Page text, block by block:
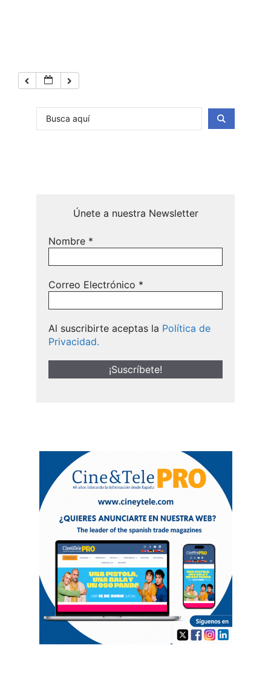
Únete a nuestra Newsletter
Nombre *
Correo Electrónico *
Al suscribirte aceptas la Política de
Privacidad.